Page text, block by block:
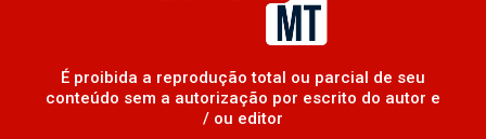
É proibida a reprodução total ou parcial de seu
conteúdo sem a autorização por escrito do autor e
/ ou editor